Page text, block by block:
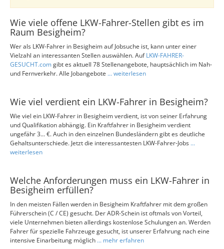
Wie viele offene LKW-Fahrer-Stellen gibt es im
Raum Besigheim?
Wer als LKW-Fahrer in Besigheim auf Jobsuche ist, kann unter einer
Vielzahl an interessanten Stellen auswählen. AufLKW-FAHRER-
GESUCHT.comgibt es aktuell 78 Stellenangebote, hauptsächlich im Nah-
und Fernverkehr. Alle Jobangebote ... weiterlesen
Wie viel verdient ein LKW-Fahrer in Besigheim?
Wie viel ein LKW-Fahrer in Besigheim verdient, ist von seiner Erfahrung
und Qualifikation abhängig. Ein Kraftfahrer in Besigheim verdient
ungefähr 3... €. Auch in den einzelnen Bundesländern gibt es deutliche
Gehaltsunterschiede. Jetzt die interessantesten LKW-Fahrer-Jobs ...
weiterlesen
Welche Anforderungen muss ein LKW-Fahrer in
Besigheim erfüllen?
In den meisten Fällen werden in Besigheim Kraftfahrer mit dem großen
Führerschein (C / CE) gesucht. Der ADR-Schein ist oftmals von Vorteil,
viele Unternehmen bieten allerdings kostenlose Schulungen an. Werden
Fahrer für spezielle Fahrzeuge gesucht, ist unserer Erfahrung nach eine
intensive Einarbeitung möglich ... mehr erfahren